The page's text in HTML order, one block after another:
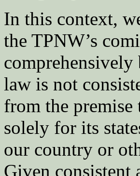
In this context,
the TPNW’s
comprehensively
law is not
from the premise
solely for its
our country or
Given consistent